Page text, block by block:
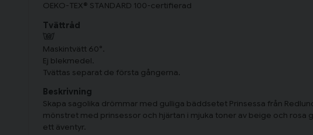
OEKO-TEX® STANDARD 100-certifierad
Tvättråd
Maskintvätt 60°.
Ej blekmedel.
Tvättas separat de första gångerna.
Beskrivning
Skapa sagolika drömmar med gulliga bäddsetet Prinsessa från
mönstret med prinsessor och hjärtan i mjuka toner av beige och rosa
ett äventyr.